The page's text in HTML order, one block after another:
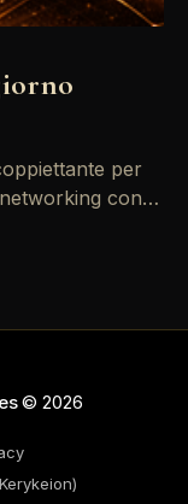
con la
incapsuli la
© 2026